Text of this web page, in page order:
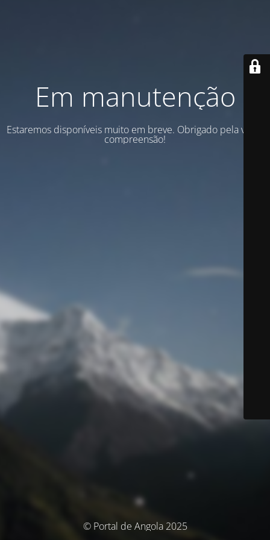
Em manutenção
Estaremos disponíveis muito em breve. Obrigado pela vossa
compreensão!
© Portal de Angola 2025